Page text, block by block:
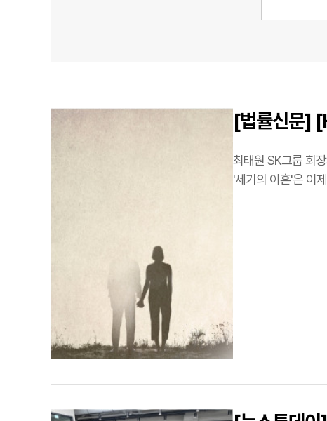
[법률신문]
최태원 SK그룹 회
'세기의 이혼'은 이